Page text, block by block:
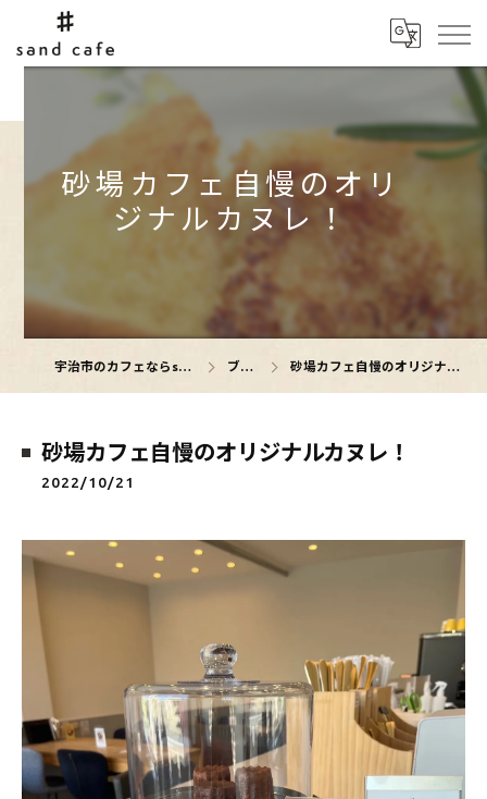
砂場カフェ自慢のオリ
ジナルカヌレ！
宇治市のカフェならsand cafe ブログ 砂場カフェ自慢のオリジナルカヌレ！
砂場カフェ自慢のオリジナルカヌレ！
2022/10/21